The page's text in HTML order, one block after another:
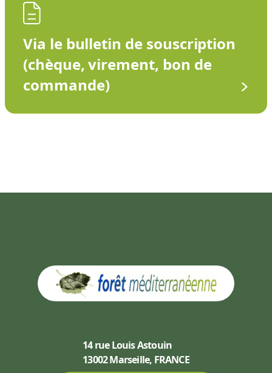
Via le bulletin de souscription
(chèque, virement, bon de
commande)
14 rue Louis Astouin
13002 Marseille, FRANCE